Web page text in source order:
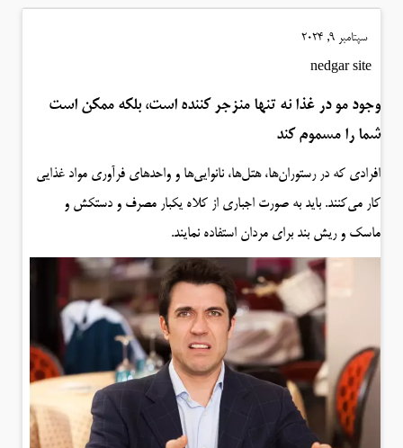
سپتامبر 9, 2024
nedgar site
وجود مو در غذا نه تنها منزجر کننده است، بلکه ممکن است
شما را مسموم کند
افرادی که در رستوران‌ها، هتل‌ها، نانوایی‌ها و واحدهای فرآوری مواد غذایی
کار می‌کنند. باید به صورت اجباری از کلاه یکبار مصرف و دستکش و
ماسک و ریش بند برای مردان استفاده نمایند.